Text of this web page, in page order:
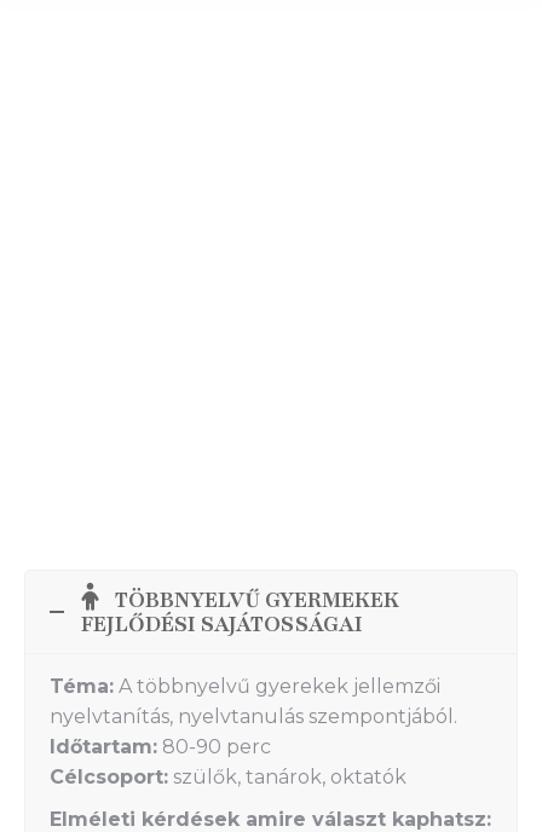
TÖBBNYELVŰ GYERMEKEK
FEJLŐDÉSI SAJÁTOSSÁGAI
Téma: A többnyelvű gyerekek jellemzői
nyelvtanítás, nyelvtanulás szempontjából.
Időtartam: 80-90 perc
Célcsoport: szülők, tanárok, oktatók
Elméleti kérdések amire választ kaphatsz: